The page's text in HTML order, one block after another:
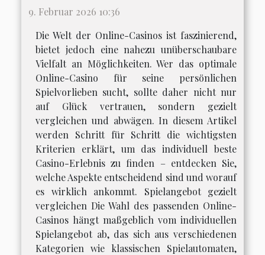
9. Februar 2026 10:36
Die Welt der Online-Casinos ist faszinierend,
bietet jedoch eine nahezu unüberschaubare
Vielfalt an Möglichkeiten. Wer das optimale
Online-Casino für seine persönlichen
Spielvorlieben sucht, sollte daher nicht nur
auf Glück vertrauen, sondern gezielt
vergleichen und abwägen. In diesem Artikel
werden Schritt für Schritt die wichtigsten
Kriterien erklärt, um das individuell beste
Casino-Erlebnis zu finden – entdecken Sie,
welche Aspekte entscheidend sind und worauf
es wirklich ankommt. Spielangebot gezielt
vergleichen Die Wahl des passenden Online-
Casinos hängt maßgeblich vom individuellen
Spielangebot ab, das sich aus verschiedenen
Kategorien wie klassischen Spielautomaten,